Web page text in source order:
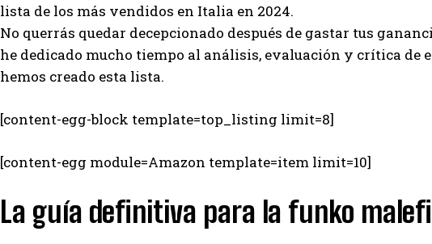
lista de los más vendidos en Italia en 2024.
No querrás quedar decepcionado después de gastar tus
he dedicado mucho tiempo al análisis, evaluación y crítica de
hemos creado esta lista.
[content-egg-block template=top_listing limit=8]
[content-egg module=Amazon template=item limit=10]
La guía definitiva para la funko